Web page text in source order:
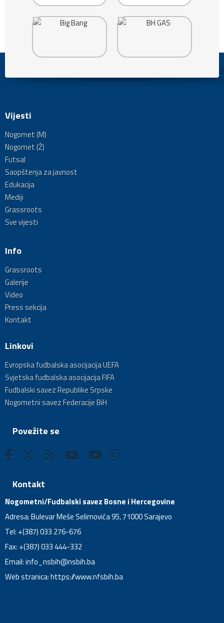
Vijesti
Nogomet (M)
Nogomet (Ž)
Futsal
Saopštenja za javnost
Edukacija
Mediji
Grassroots
Sve vijesti
Info
Grassroots
Galerije
Video
Press sekcija
Kontakt
Linkovi
Evropska fudbalska asocijacija UEFA
Svjetska fudbalska asocijacija FIFA
Fudbalski savez Republike Srpske
Nogometni savez Federacije BiH
Povežite se
Kontakt
Nogometni/Fudbalski savez Bosne i Hercegovine
Adresa: Bulevar Meše Selimovića 95, 71000 Sarajevo
Tel: +(387) 033 276-676
Fax: +(387) 033 444-332
Email:info_nsbih@nsbih.ba
Web stranica: https://www.nfsbih.ba